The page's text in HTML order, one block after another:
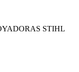
STIHL